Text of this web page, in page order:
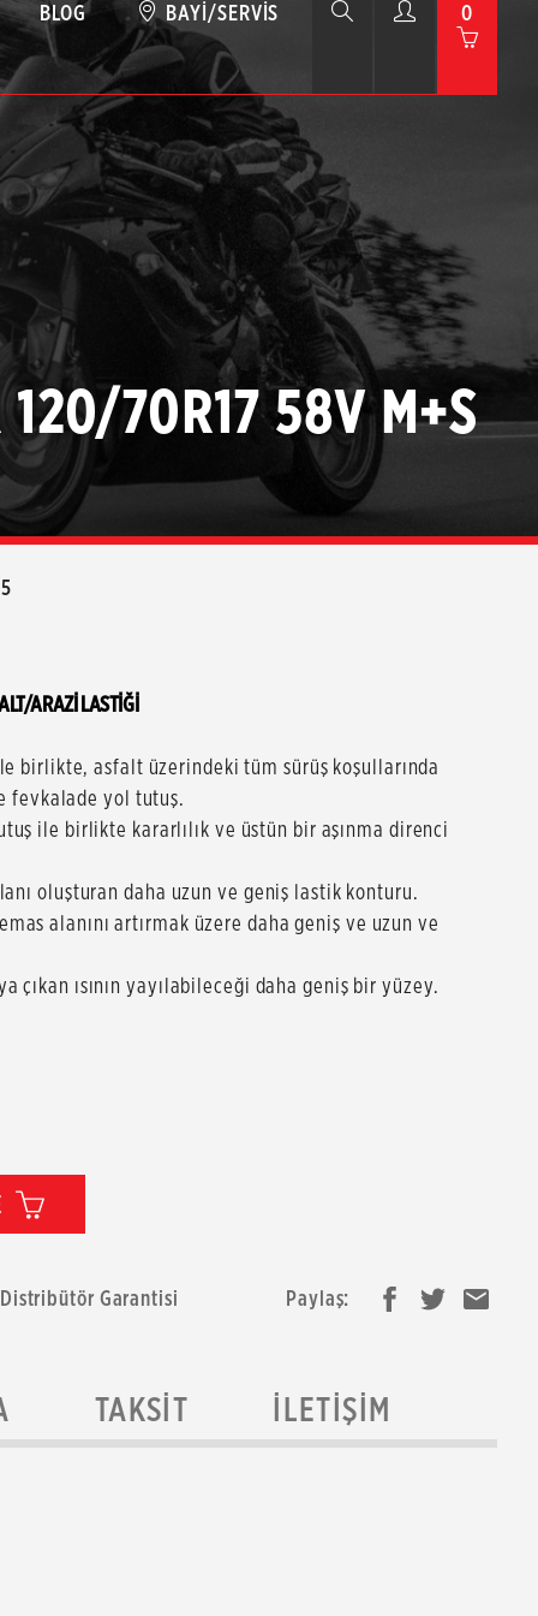
BLOG BAYI/SERVIS 0
70R17 58V M+S
ARAZİ LASTİĞİ
birlikte, asfalt üzerindeki tüm sürüş koşullarında
fevkalade yol tutuş.
ile birlikte kararlılık ve üstün bir aşınma direnci
oluşturan daha uzun ve geniş lastik konturu.
alanını artırmak üzere daha geniş ve uzun ve
çıkan ısının yayılabileceği daha geniş bir yüzey.
Garantisi Paylaş:
TAKSIT İLETIŞIM